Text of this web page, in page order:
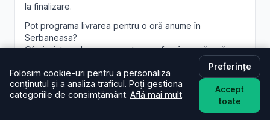
la finalizare.
Pot programa livrarea pentru o oră anume în
Serbaneasa?
Oferim intervale orare; pentru ore fixe încercăm să
acomodăm cererea, în funcție de traseul curierilor.
Pot adăuga un mesaj personalizat la buchet?
Desigur. Felicitarea este inclusă; scrie mesajul dorit în
câmpul dedicat, iar noi îl vom imprima lizibil. Realizăm și
Folosim cookie-uri pentru a personaliza
conținutul și a analiza traficul. Poți gestiona
categoriile de consimțământ. Află mai mult.
Preferințe
Accept
toate